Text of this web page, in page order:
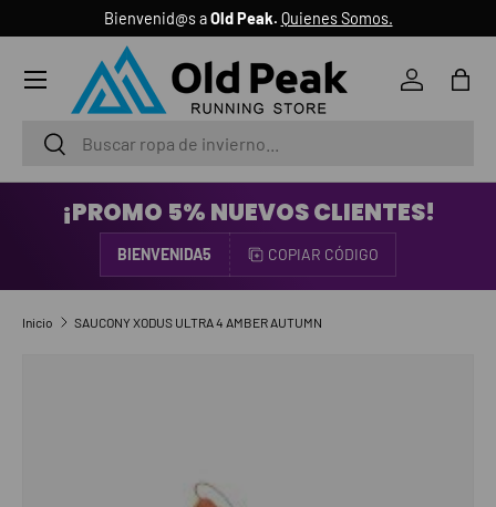
IR AL CONTENIDO
Bienvenid@s aOld Peak. Quienes Somos.
BuscarBuscar
Iniciar
Menú
¡PROMO 5% NUEVOS CLIENTES!
BIENVENIDA5 COPIAR CÓDIGO
Inicio SAUCONY XODUS ULTRA 4 AMBER AUTUMN